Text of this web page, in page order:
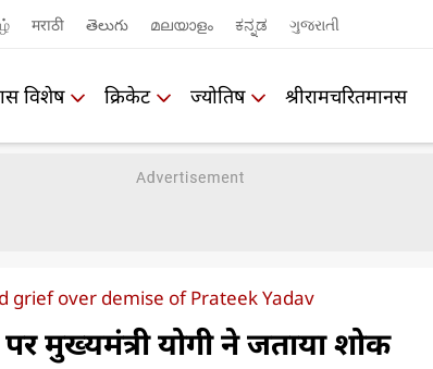
मराठी తెలుగు മലയാളം ಕನ್ನಡ ગુજરાતી
विशेष क्रिकेट ज्योतिष श्रीरामचरितमानस
grief over demise of Prateek Yadav
मुख्यमंत्री योगी ने जताया शोक